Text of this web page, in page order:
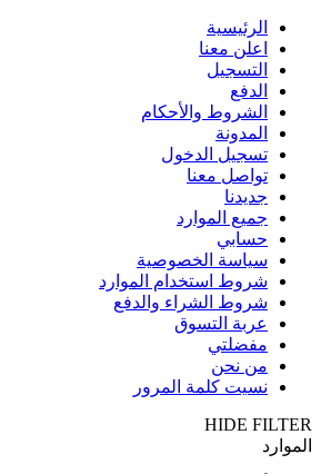
الرئيسية
اعلن معنا
التسجيل
الدفع
الشروط والأحكام
المدونة
تسجيل الدخول
تواصل معنا
جديدنا
جميع الموارد
حسابي
سياسة الخصوصية
شروط استخدام الموارد
شروط الشراء والدفع
عربة التسوق
مفضلتي
من نحن
نسيت كلمة المرور
HIDE FILTER
الموارد